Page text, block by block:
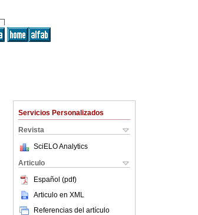
Servicios Personalizados
Revista
SciELO Analytics
Articulo
Español (pdf)
Articulo en XML
Referencias del artículo